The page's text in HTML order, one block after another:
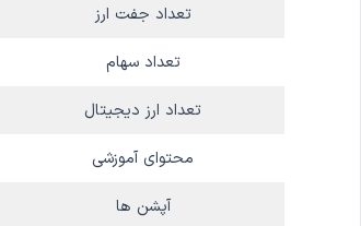
تعداد جفت ارز
تعداد سهام
تعداد ارز دیجیتال
محتوای آموزشی
آپشن ها